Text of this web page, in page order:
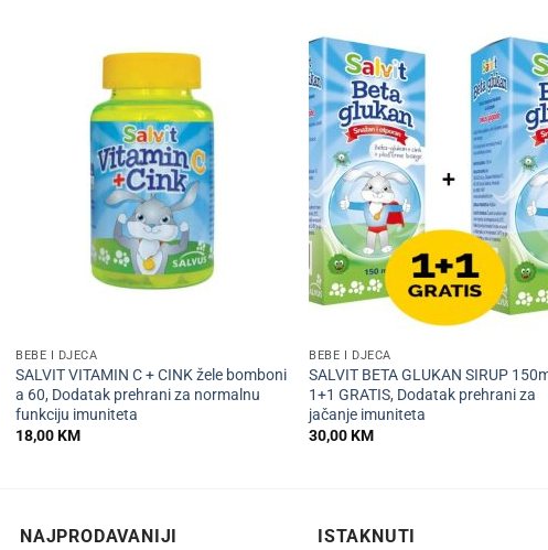
BEBE I DJECA
SALVIT VITAMIN C + CINK žele bomboni
a 60, Dodatak prehrani za normalnu
funkciju imuniteta
18,00KM
BEBE I DJECA
SALVIT BETA GLUKAN SIRUP
1+1 GRATIS, Dodatak prehrani za
jačanje imuniteta
30,00KM
NAJPRODAVANIJI ISTAKNUTI